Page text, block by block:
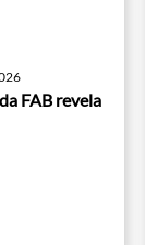
FAB revela